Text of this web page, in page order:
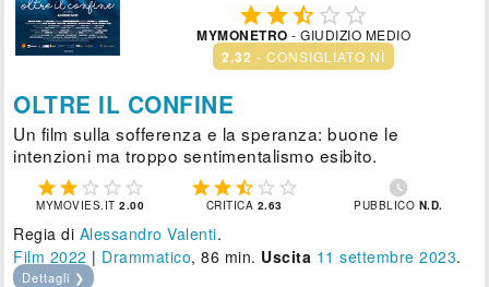
  
MYMONETRO - GIUDIZIO MEDIO
2.32 - CONSIGLIATO NÌ
OLTRE IL CONFINE
Un film sulla sofferenza e la speranza: buone le
intenzioni ma troppo sentimentalismo esibito.
    
MYMOVIES.IT2.00
    
CRITICA 2.63

PUBBLICO N.D.
Regia di Alessandro Valenti.
Film 2022 | Drammatico, 86 min. Uscita 11 settembre 2023.
Dettagli ❯